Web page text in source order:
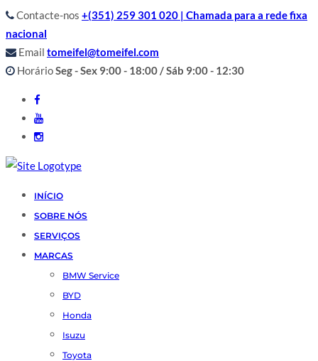
Contacte-nos +(351) 259 301 020 | Chamada para a rede fixa
nacional
Email tomeifel@tomeifel.com
HorárioSeg - Sex 9:00 - 18:00 / Sáb 9:00 - 12:30
INÍCIO
SOBRE NÓS
SERVIÇOS
MARCAS
BMW Service
BYD
Honda
Isuzu
Toyota